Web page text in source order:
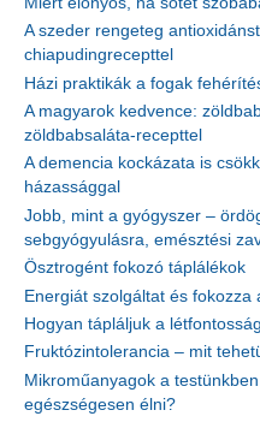
A szeder rengeteg
chiapudingrecepttel
Házi praktikák a fogak
A magyarok kedvence:
zöldbabsaláta-recepttel
A demencia kockázata is
házassággal
Jobb, mint a gyógyszer –
sebgyógyulásra, emésztési
Ösztrogént fokozó táplálékok
Energiát szolgáltat és
Hogyan tápláljuk a
Fruktózintolerancia – mit
Mikroműanyagok a
egészségesen élni?